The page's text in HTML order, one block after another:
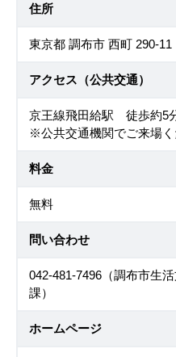
住所
東京都 調布市 西町 290-11
アクセス（公共交通）
京王線飛田給駅 徒歩約5
※公共交通機関でご来場く
料金
無料
問い合わせ
042-481-7496（調布市生
課）
ホームページ